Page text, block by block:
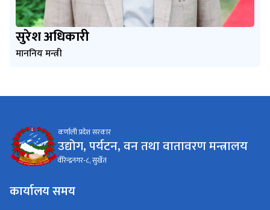
सुरेश अधिकारी
माननिय मन्त्री
कर्णाली प्रदेश सरकार
उद्योग, पर्यटन, वन तथा वातावरण मन्त्रालय
वीरेन्द्रनगर-८, सुर्खेत
कार्यालय समय